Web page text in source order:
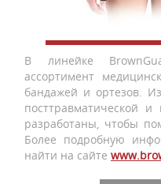
В линейке
ассортимент
бандажей и ортезов.
посттравматической
разработаны, чтобы
Более подробную
найти на сайте